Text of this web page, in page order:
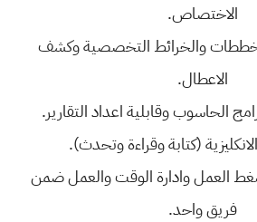
الاختصاص.
والخرائط التخصصية وكشف
الاعطال.
الحاسوب وقابلية اعداد التقارير.
(كتابة وقراءة وتحدث).
العمل وادارة الوقت والعمل ضمن
فريق واحد.